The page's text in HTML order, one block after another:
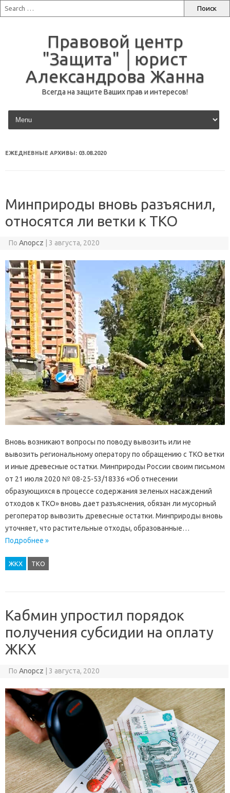
Правовой центр
"Защита" │юрист
Александрова Жанна
Всегда на защите Ваших прав и интересов!
перейти к содержанию
ЕЖЕДНЕВНЫЕ АРХИВЫ: 03.08.2020
Минприроды вновь разъяснил,
относятся ли ветки к ТКО
По Anopcz 3 августа, 2020
Вновь возникают вопросы по поводу вывозить или не
вывозить региональному оператору по обращению с ТКО ветки
и иные древесные остатки. Минприроды России своим письмом
от 21 июля 2020 № 08-25-53/18336 «Об отнесении
образующихся в процессе содержания зеленых насаждений
отходов к ТКО» вновь дает разъяснения, обязан ли мусорный
регоператор вывозить древесные остатки. Минприроды вновь
уточняет, что растительные отходы, образованные…
Подробнее »
ЖКХ ТКО
Кабмин упростил порядок
получения субсидии на оплату
ЖКХ
По Anopcz 3 августа, 2020